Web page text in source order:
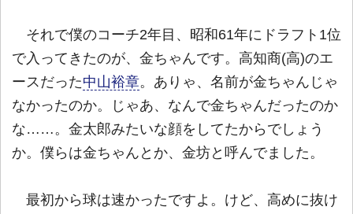
それで僕のコーチ2年目、昭和61年にドラフト1位
で入ってきたのが、金ちゃんです。高知商(高)のエ
ースだった中山裕章。ありゃ、名前が金ちゃんじゃ
なかったのか。じゃあ、なんで金ちゃんだったのか
な……。金太郎みたいな顔をしてたからでしょう
か。僕らは金ちゃんとか、金坊と呼んでました。
最初から球は速かったですよ。けど、高めに抜け